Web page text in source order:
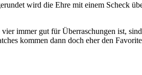
wird die Ehre mit einem Scheck
immer gut für Überraschungen ist, sind
kommen dann doch eher den